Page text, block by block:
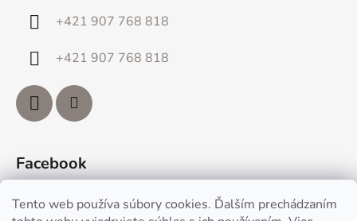
Tento web používa súbory cookies. Ďalším prechádzaním
+421 907 768 818
+421 907 768 818
Facebook